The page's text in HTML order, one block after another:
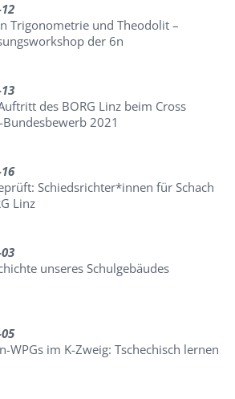
Trigonometrie und Theodolit –
der 6n
des BORG Linz beim Cross
2021
Schiedsrichter*innen für Schach
Linz
unseres Schulgebäudes
WPGs im K-Zweig: Tschechisch lernen